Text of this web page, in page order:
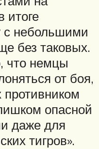
итоге
с небольшими
без таковых.
что немцы
от боя,
опасной
даже для
тигров».